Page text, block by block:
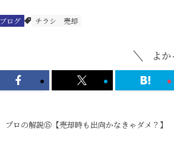
ブログ チラシ 売却
よ
プロの解説⑮【売却時も出向かなきゃダメ？】